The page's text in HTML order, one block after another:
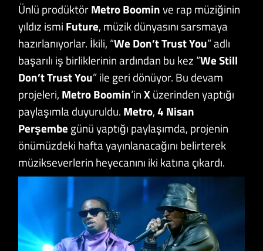
Ünlü prodüktörMetro Boominve rap müziğinin
yıldız ismi Future, müzik dünyasını sarsmaya
hazırlanıyorlar. İkili, “We Don’t Trust You” adlı
başarılı iş birliklerinin ardından bu kez “We Still
Don’t Trust You” ile geri dönüyor. Bu devam
projeleri, Metro Boomin‘inXüzerinden yaptığı
paylaşımla duyuruldu. Metro,4 Nisan
Perşembe günü yaptığı paylaşımda, projenin
önümüzdeki hafta yayınlanacağını belirterek
müzikseverlerin heyecanını iki katına çıkardı.